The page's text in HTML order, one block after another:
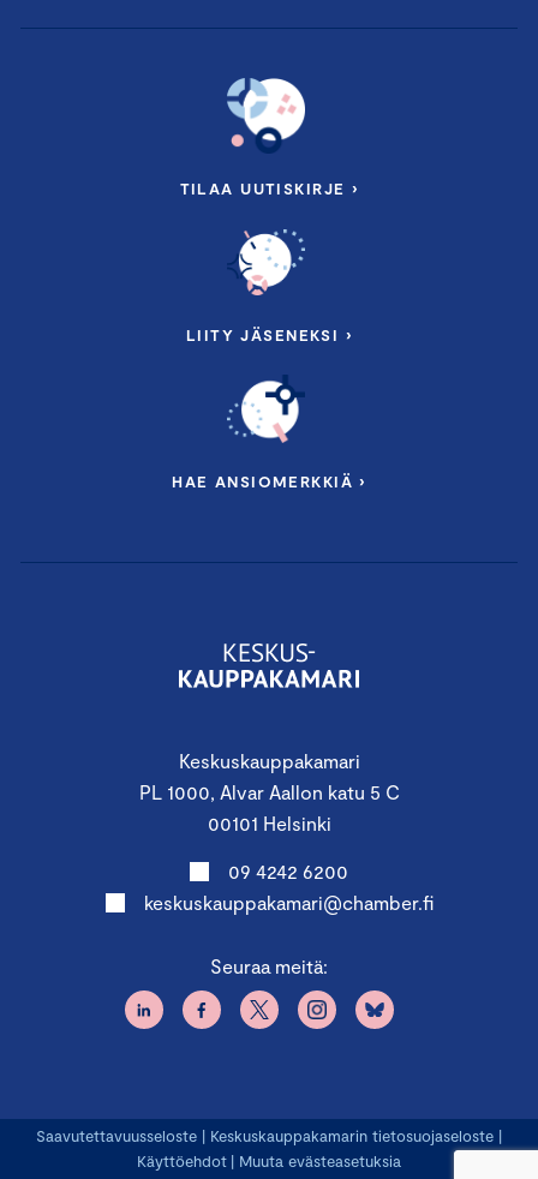
Keskuskauppakamari
PL 1000, Alvar Aallon katu 5 C
00101 Helsinki
09 4242 6200
keskuskauppakamari@chamber.fi
Seuraa meitä:
TILAA UUTISKIRJE ›
LIITY JÄSENEKSI ›
HAE ANSIOMERKKIÄ ›
Saavutettavuusseloste | Keskuskauppakamarin tietosuojaseloste |
Käyttöehdot | Muuta evästeasetuksia